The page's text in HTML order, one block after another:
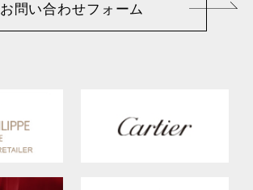
お問い合わせフォーム